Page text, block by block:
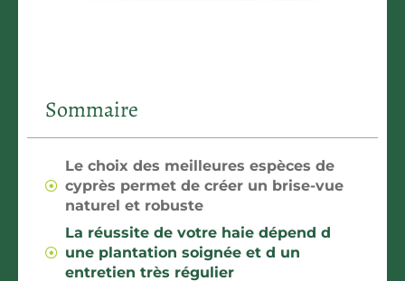
Sommaire
Le choix des meilleures espèces de
cyprès permet de créer un brise-vue
naturel et robuste
La réussite de votre haie dépend d
une plantation soignée et d un
entretien très régulier